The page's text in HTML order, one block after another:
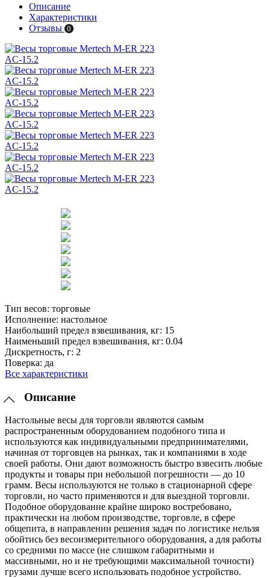
Описание
Характеристики
Отзывы 0
Тип весов: торговые
Исполнение: настольное
Наибольший предел взвешивания, кг: 15
Наименьший предел взвешивания, кг: 0.04
Дискретность, г: 2
Поверка: да
Все характеристики
Описание
Настольные весы для торговли являются самым
распространенным оборудованием подобного типа и
используются как индивидуальными предпринимателями,
начиная от торговцев на рынках, так и компаниями в ходе
своей работы. Они дают возможность быстро взвесить любые
продукты и товары при небольшой погрешности — до 10
грамм. Весы используются не только в стационарной сфере
торговли, но часто применяются и для выездной торговли.
Подобное оборудование крайне широко востребовано,
практически на любом производстве, торговле, в сфере
общепита, в направлении решения задач по логистике нельзя
обойтись без весоизмерительного оборудования, а для работы
со средними по массе (не слишком габаритными и
массивными, но и не требующими максимальной точности)
грузами лучше всего использовать подобное устройство.